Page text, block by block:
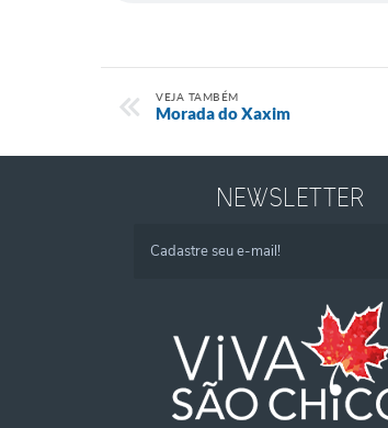
VEJA TAMBÉM
Morada do Xaxim
NEWSLETTER